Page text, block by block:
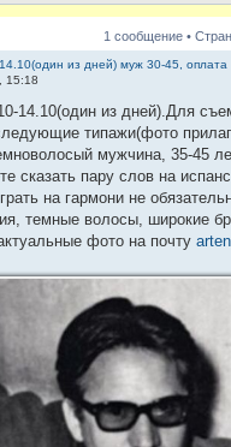
1 сообщение •
из дней) муж 30-45, оплата
15:18
14.10(один из дней).Для
типажи(фото
мужчина, 35-45
сказать пару слов на
на гармони не
темные волосы, широкие
фото на почту